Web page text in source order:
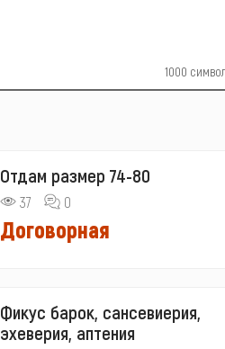
1000
Отдам размер 74-80
37 0
Договорная
Фикус барок, сансевиерия,
эхеверия, аптения